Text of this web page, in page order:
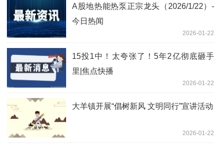
A股地热能热泵正宗龙头（2026/1/22）-
今日热闻
2026-01-22
15投1中！太夸张了！5年2亿彻底砸手
里|焦点快播
2026-01-22
大羊镇开展“倡树新风 文明同行”宣讲活动
2026-01-22